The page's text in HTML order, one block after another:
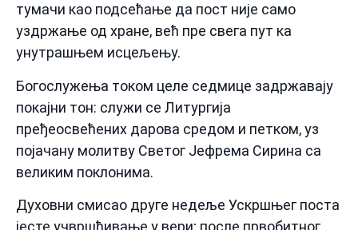
тумачи као подсећање да пост није само
уздржање од хране, већ пре свега пут ка
унутрашњем исцељењу.
Богослужења током целе седмице задржавају
покајни тон: служи се Литургија
пређеосвећених дарова средом и петком, уз
појачану молитву Светог Јефрема Сирина са
великим поклонима.
Духовни смисао друге недеље Ускршњег поста
јесте учвршћивање у вери; после првобитног